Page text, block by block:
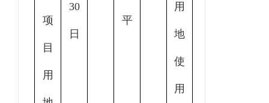
项
目
用
30
日
平
用
地
使
用